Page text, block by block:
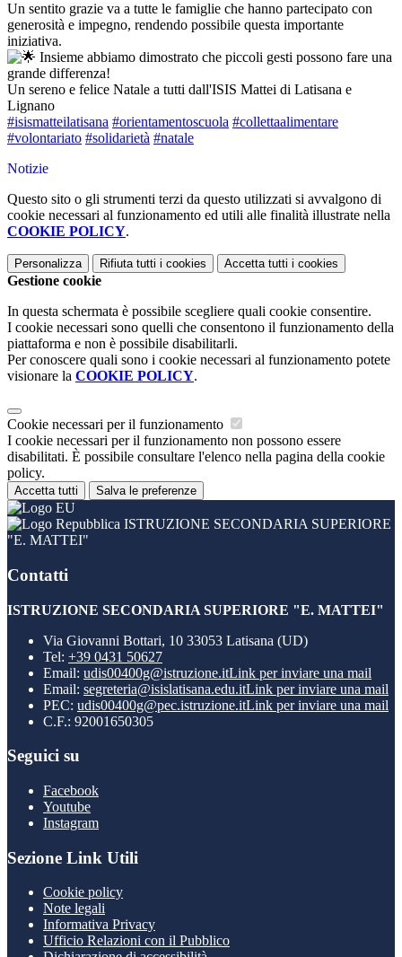
Un sentito grazie va a tutte le famiglie che hanno partecipato con
generosità e impegno, rendendo possibile questa importante
iniziativa.
Insieme abbiamo dimostrato che piccoli gesti possono fare una
grande differenza!
Un sereno e felice Natale a tutti dall'ISIS Mattei di Latisana e
Lignano
#isismatteilatisana #orientamentoscuola #collettaalimentare
#volontariato #solidarietà #natale
Notizie
Questo sito o gli strumenti terzi da questo utilizzati si avvalgono di
cookie necessari al funzionamento ed utili alle finalità illustrate nella
COOKIE POLICY.
Personalizza Rifiuta tutti i cookies Accetta tutti i cookies
Gestione cookie
In questa schermata è possibile scegliere quali cookie consentire.
I cookie necessari sono quelli che consentono il funzionamento della
piattaforma e non è possibile disabilitarli.
Per conoscere quali sono i cookie necessari al funzionamento potete
visionare la COOKIE POLICY.
Cookie necessari per il funzionamento
I cookie necessari per il funzionamento non possono essere
disabilitati. È possibile consultare l'elenco nella pagina della cookie
policy.
Accetta tutti Salva le preferenze
ISTRUZIONE SECONDARIA SUPERIORE
"E. MATTEI"
Contatti
ISTRUZIONE SECONDARIA SUPERIORE "E. MATTEI"
Via Giovanni Bottari, 10 33053 Latisana (UD)
Tel: +39 0431 50627
Email: udis00400g@istruzione.itLink per inviare una mail
Email: segreteria@isislatisana.edu.itLink per inviare una mail
PEC: udis00400g@pec.istruzione.itLink per inviare una mail
C.F.: 92001650305
Seguici su
Facebook
Youtube
Instagram
Sezione Link Utili
Cookie policy
Note legali
Informativa Privacy
Ufficio Relazioni con il Pubblico